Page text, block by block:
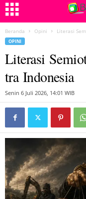
Beranda Opini Literasi
OPINI
Literasi
tra Indonesia
Senin 6 Juli 2026, 14:01 WIB